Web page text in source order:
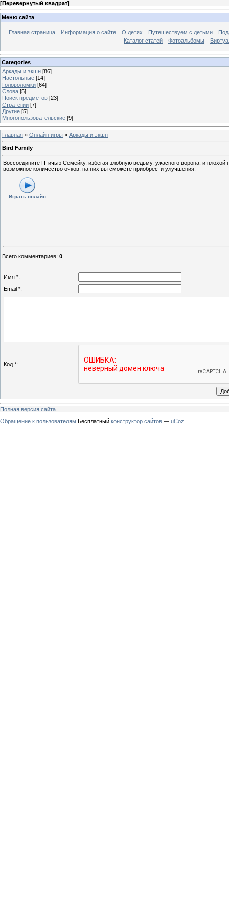
[Перевернутый квадрат]
Меню сайта
Главная страница Информация о сайте О детях Путешествуем с детьми
Каталог статей
Фотоальбомы
Categories
Аркады и экшн [86]
Настольные [14]
Головоломки [64]
Слова [5]
Поиск предметов [23]
Стратегии [7]
Другие [5]
Многопользовательские [9]
Главная » Онлайн игры » Аркады и экшн
Bird Family
Воссоедините Птичью Семейку, избегая злобную ведьму, ужасного ворона, и
возможное количество очков, на них вы сможете приобрести улучшения.
Играть онлайн
Всего комментариев: 0
Имя *:
Email *:
Код *:
Полная версия сайта
Обращение к пользователям Бесплатный конструктор сайтов — uCoz